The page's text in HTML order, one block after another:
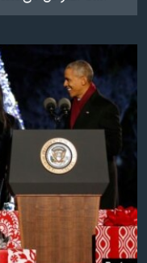
همایش محافظه‌کاران
صفحه‌های ویژه
سفر پرزیدنت ترامپ به